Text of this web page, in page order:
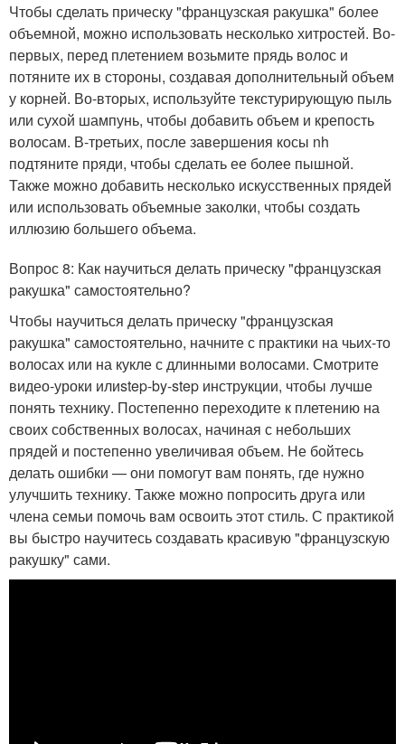
Чтобы сделать прическу "французская ракушка" более
объемной, можно использовать несколько хитростей. Во-
первых, перед плетением возьмите прядь волос и
потяните их в стороны, создавая дополнительный объем
у корней. Во-вторых, используйте текстурирующую пыль
или сухой шампунь, чтобы добавить объем и крепость
волосам. В-третьих, после завершения косы nh
подтяните пряди, чтобы сделать ее более пышной.
Также можно добавить несколько искусственных прядей
или использовать объемные заколки, чтобы создать
иллюзию большего объема.
Вопрос 8: Как научиться делать прическу "французская
ракушка" самостоятельно?
Чтобы научиться делать прическу "французская
ракушка" самостоятельно, начните с практики на чьих-то
волосах или на кукле с длинными волосами. Смотрите
видео-уроки илиstep-by-step инструкции, чтобы лучше
понять технику. Постепенно переходите к плетению на
своих собственных волосах, начиная с небольших
прядей и постепенно увеличивая объем. Не бойтесь
делать ошибки — они помогут вам понять, где нужно
улучшить технику. Также можно попросить друга или
члена семьи помочь вам освоить этот стиль. С практикой
вы быстро научитесь создавать красивую "французскую
ракушку" сами.